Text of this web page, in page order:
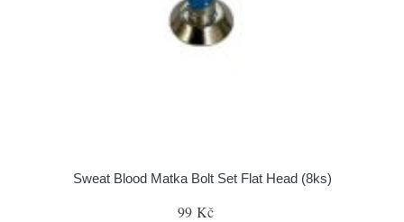
Sweat Blood Matka Bolt Set Flat Head (8ks)
99 Kč